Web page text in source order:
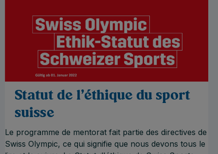
Statut de l'éthique du sport
suisse
Le programme de mentorat fait partie des directives de
Swiss Olympic, ce qui signifie que nous devons tous le